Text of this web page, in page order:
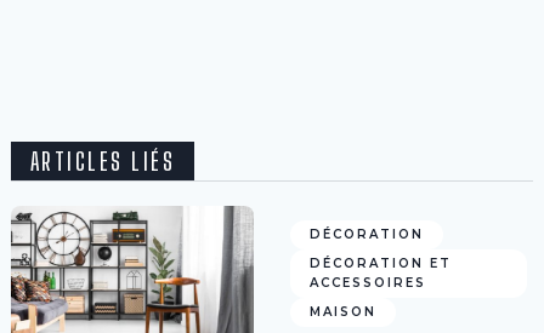
ARTICLES LIÉS
DÉCORATION
DÉCORATION ET
ACCESSOIRES
MAISON